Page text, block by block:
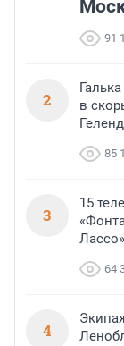
91
2
в
85
3
15
64
4